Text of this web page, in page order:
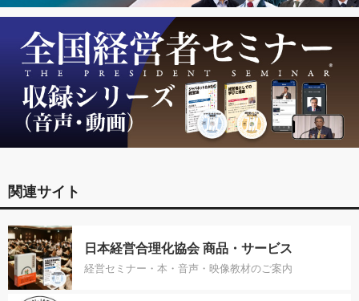
関連サイト
日本経営合理化協会 商品・サービス
経営セミナー・本・音声・映像教材のご案内